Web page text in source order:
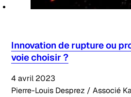
Innovation de rupture ou
voie choisir ?
4 avril 2023
Pierre-Louis Desprez / Associé